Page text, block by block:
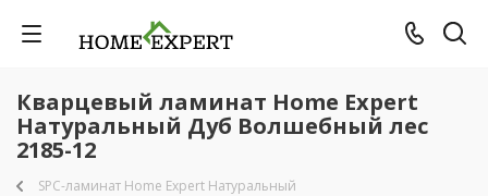
Кварцевый ламинат Home Expert
Натуральный Дуб Волшебный лес
2185-12
SPC-ламинат Home Expert Натуральный